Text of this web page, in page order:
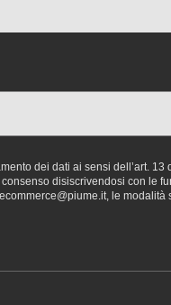
dei dati ai sensi dell’art. 13
disiscrivendosi con le
le modalità